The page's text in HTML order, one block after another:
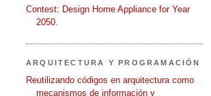
Contest: Design Home Appliance for Year
2050.
ARQUITECTURA Y PROGRAMACIÓN
Reutilizando códigos en arquitectura como
mecanismos de información y